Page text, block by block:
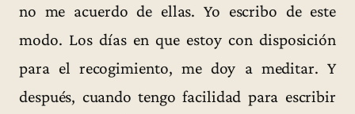
no me acuerdo de ellas. Yo escribo de este
modo. Los días en que estoy con disposición
para el recogimiento, me doy a meditar. Y
después, cuando tengo facilidad para escribir